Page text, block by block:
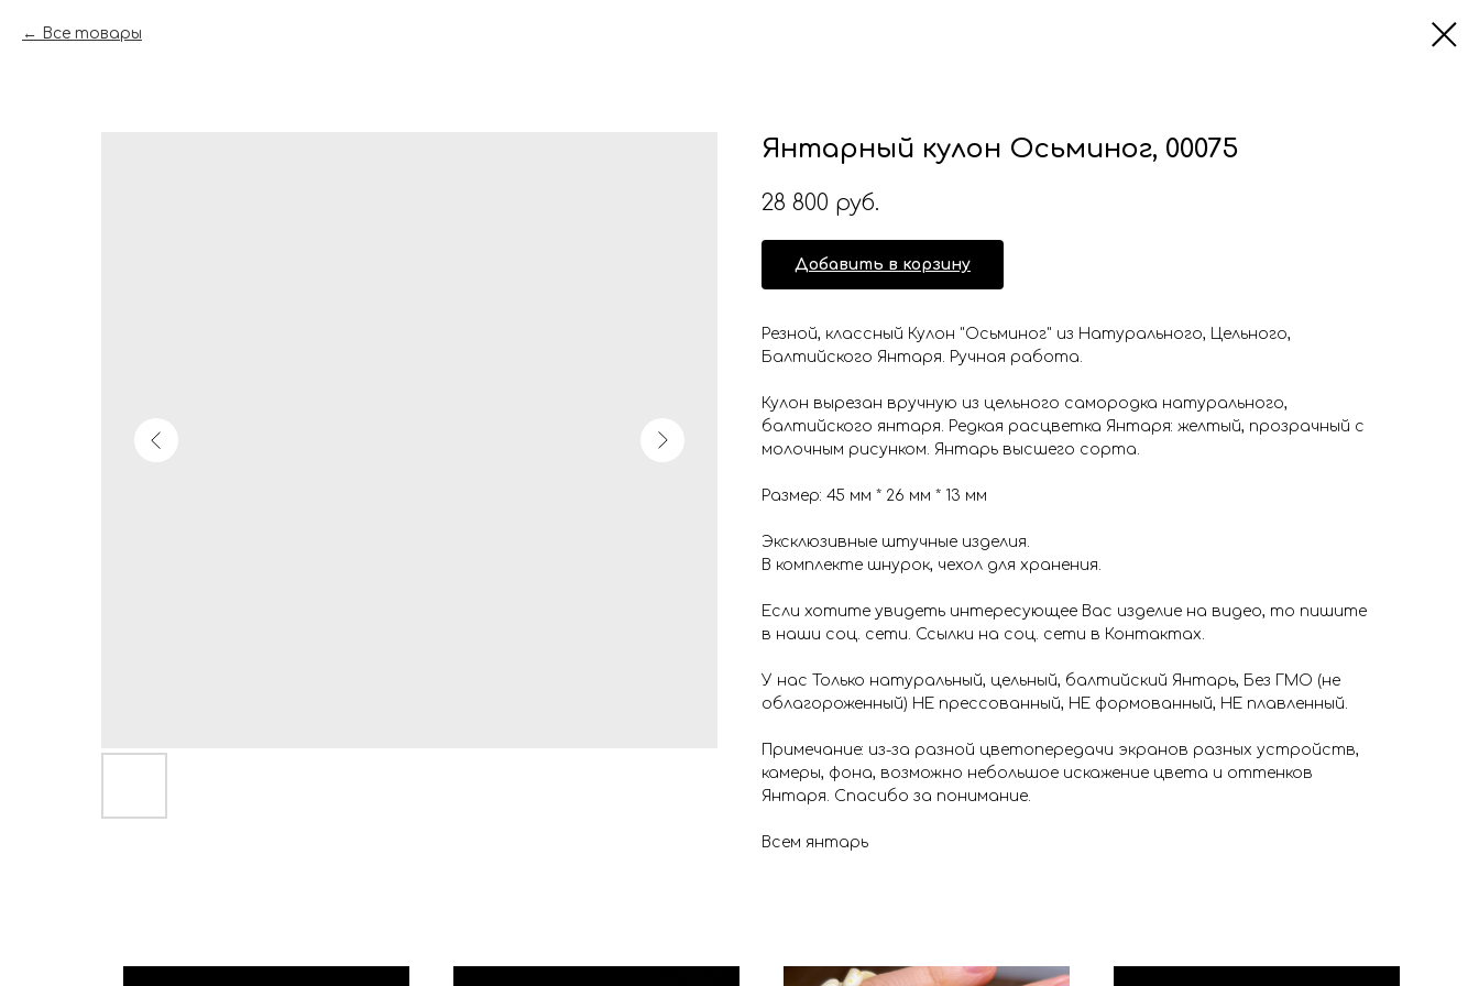
Все товары
Янтарный кулон Осьминог, 00075
28 800 руб.
Добавить в корзину
Резной, классный Кулон "Осьминог" из Натурального, Цельного,
Балтийского Янтаря. Ручная работа.
Кулон вырезан вручную из цельного самородка натурального,
балтийского янтаря. Редкая расцветка Янтаря: желтый, прозрачный с
молочным рисунком. Янтарь высшего сорта.
Размер: 45 мм * 26 мм * 13 мм
Эксклюзивные штучные изделия.
В комплекте шнурок, чехол для хранения.
Если хотите увидеть интересующее Вас изделие на видео, то пишите
в наши соц. сети. Ссылки на соц. сети в Контактах.
У нас Только натуральный, цельный, балтийский Янтарь, Без ГМО (не
облагороженный) НЕ прессованный, НЕ формованный, НЕ плавленный.
Примечание: из-за разной цветопередачи экранов разных устройств,
камеры, фона, возможно небольшое искажение цвета и оттенков
Янтаря. Спасибо за понимание.
Всем янтарь